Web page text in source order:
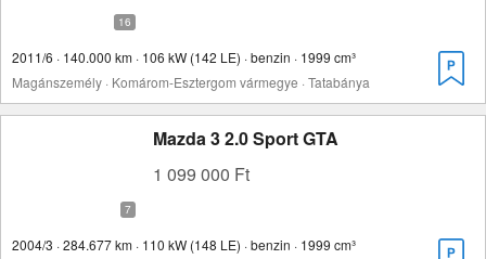
2011/6 · 140.000 km · 106 kW (142 LE) · benzin · 1999 cm³
Magánszemély · Komárom-Esztergom vármegye · Tatabánya
Mazda 3 2.0 Sport GTA
1 099 000 Ft
2004/3 · 284.677 km · 110 kW (148 LE) · benzin · 1999 cm³